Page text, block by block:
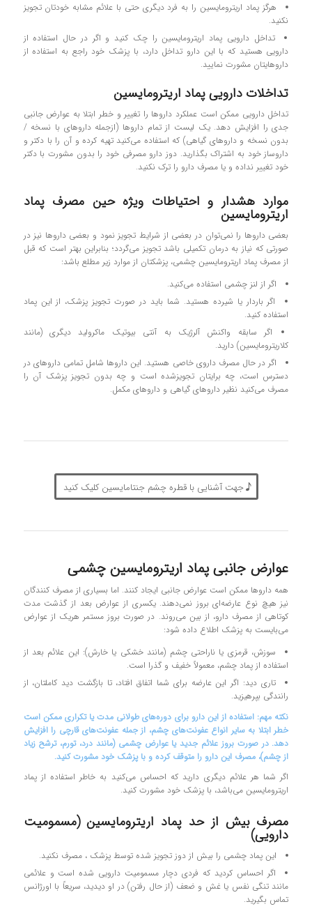
هرگز پماد اریترومایسین را به فرد دیگری حتی با علائم مشابه خودتان تجویز
نکنید.
تداخل دارویی پماد اریترومایسین را چک کنید و اگر در حال استفاده از
دارویی هستید که با این دارو تداخل دارد، با پزشک خود راجع به استفاده از
داروهایتان مشورت نمایید.
تداخلات دارویی پماد اریترومایسین
تداخل دارویی ممکن است عملکرد داروها را تغییر و خطر ابتلا به عوارض جانبی
جدی را افزایش دهد. یک لیست از تمام داروها (ازجمله داروهای با نسخه /
بدون نسخه و داروهای گیاهی) که استفاده می‌کنید تهیه کرده و آن را با دکتر و
داروساز خود به اشتراک بگذارید. دوز دارو مصرفی خود را بدون مشورت با دکتر
خود تغییر نداده و یا مصرف دارو را ترک نکنید.
موارد هشدار و احتیاطات ویژه حین مصرف پماد
اریترومایسین
بعضی دارو‌ها را نمی‌توان در بعضی از شرایط تجویز نمود و بعضی دارو‌ها نیز در
صورتی که نیاز به درمان تکمیلی باشد تجویز می‌گردد؛ بنابراین بهتر است که قبل
از مصرف پماد اریترومایسین چشمی، پزشکتان از موارد زیر مطلع باشد:
اگر از لنز چشمی استفاده می‌کنید.
اگر باردار یا شیرده هستید. شما باید در صورت تجویز پزشک، از این پماد
استفاده کنید.
اگر سابقه واکنش آلرژیک به آنتی بیوتیک ماکرولید دیگری (مانند
کلاریترومایسین) دارید.
اگر در حال مصرف داروی خاصی هستید. این داروها شامل تمامی داروهای در
دسترس است، چه برایتان تجویزشده است و چه بدون تجویز پزشک آن را
مصرف می‌کنید نظیر داروهای گیاهی و داروهای مکمل.
جهت آشنایی با قطره چشم جنتامایسین کلیک کنید
عوارض جانبی پماد اریترومایسین چشمی
همه داروها ممکن است عوارض جانبی ایجاد کنند. اما بسیاری از مصرف‌ کنندگان
نیز هیچ نوع عارضه‌ای بروز نمی‌دهند. یکسری از عوارض بعد از گذشت مدت
کوتاهی از مصرف دارو، از بین می‌روند. در‌ صورت بروز مستمر هریک از عوارض
می‌بایست به پزشک اطلاع داده شود:
سوزش، قرمزی یا ناراحتی چشم (مانند خشکی یا خارش): این علائم بعد از
استفاده از پماد چشم، معمولاً خفیف و گذرا است.
تاری دید: اگر این عارضه برای شما اتفاق افتاد، تا بازگشت دید کاملتان، از
رانندگی بپرهیزید.
نکته مهم: استفاده از این دارو برای دوره‌های طولانی مدت یا تکراری ممکن است
خطر ابتلا به سایر انواع عفونت‌های چشم، از جمله عفونت‌های قارچی را افزایش
دهد. در صورت بروز علائم جدید یا عوارض چشمی (مانند درد، تورم، ترشح زیاد
از چشم)، مصرف این دارو را متوقف کرده و با پزشک خود مشورت کنید.
اگر شما هر علائم دیگری دارید که احساس می‌کنید به خاطر استفاده از پماد
اریترومایسین می‌باشد، با پزشک خود مشورت کنید.
مصرف بیش از حد پماد اریترومایسین (مسمومیت
دارویی)
این پماد چشمی را بیش از دوز تجویز شده توسط پزشک ، مصرف نکنید.
اگر احساس کردید که فردی دچار مسمومیت دارویی شده است و علائمی
مانند تنگی نفس یا غش و ضعف (از حال رفتن) در او دیدید، سریعاً با اورژانس
تماس بگیرید.